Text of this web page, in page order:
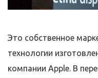
Это собственное
технологии
компании Apple. В